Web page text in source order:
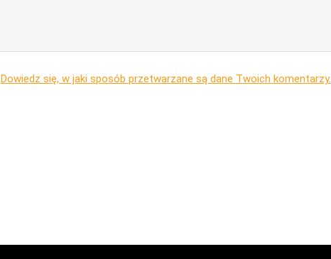
Dowiedz się, w jaki sposób przetwarzane są dane Twoich komentarzy.